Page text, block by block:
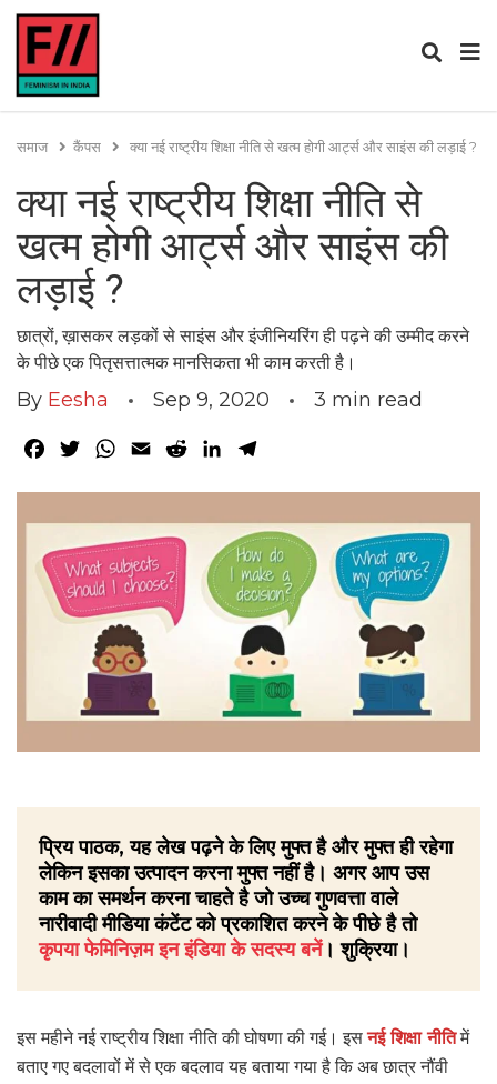
समाज कैंपस क्या नई राष्ट्रीय शिक्षा नीति से खत्म होगी आर्ट्स और साइंस की लड़ाई ?
क्या नई राष्ट्रीय शिक्षा नीति से
खत्म होगी आर्ट्स और साइंस की
लड़ाई ?
छात्रों, ख़ासकर लड़कों से साइंस और इंजीनियरिंग ही पढ़ने की उम्मीद करने
के पीछे एक पितृसत्तात्मक मानसिकता भी काम करती है।
By Eesha Sep 9, 2020 3 min read
Facebook
TwitterWhatsApp
Email RedditLinkedIn
प्रिय पाठक, यह लेख पढ़ने के लिए मुफ्त है और मुफ्त ही रहेगा
लेकिन इसका उत्पादन करना मुफ्त नहीं है। अगर आप उस
काम का समर्थन करना चाहते है जो उच्च गुणवत्ता वाले
नारीवादी मीडिया कंटेंट को प्रकाशित करने के पीछे है तो
कृपया फेमिनिज़म इन इंडिया के सदस्य बनें। शुक्रिया।
इस महीने नई राष्ट्रीय शिक्षा नीति की घोषणा की गई। इसनई शिक्षा नीतिमें
बताए गए बदलावों में से एक बदलाव यह बताया गया है कि अब छात्र नौंवी